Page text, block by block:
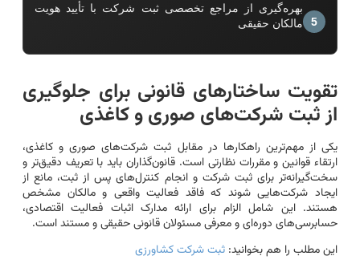
5
بهره‌گیری از مراجع تخصصی ثبت شرکت با تأیید هویت
مالکان حقیقی
تقویت ساختارهای قانونی برای جلوگیری
از ثبت شرکت‌های صوری و کاغذی
یکی از مهم‌ترین راهکارها در مقابل ثبت شرکت‌های صوری و کاغذی،
ارتقاء قوانین و مقررات نظارتی است. قانون‌گذاران باید با تعریف دقیق‌تر و
سخت‌گیرانه‌تر برای ثبت شرکت و انجام کنترل‌های پس از ثبت، مانع از
ایجاد شرکت‌هایی شوند که فاقد فعالیت واقعی و مالکان مشخص
هستند. این شامل الزام برای ارائه مدارک اثبات فعالیت اقتصادی،
حسابرسی‌های دوره‌ای و معرفی مسئولان قانونی حقیقی و مستند است.
این مطلب را هم بخوانید: ثبت شرکت کشاورزی